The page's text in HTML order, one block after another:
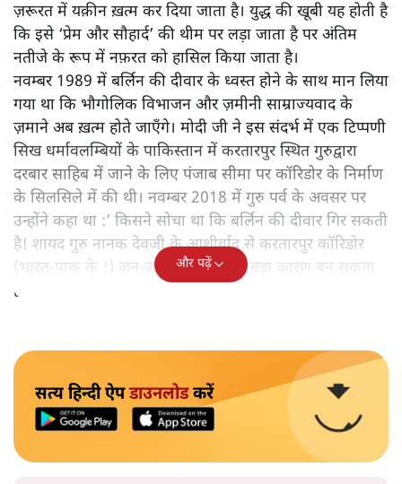
ज़रूरत में यक़ीन ख़त्म कर दिया जाता है। युद्ध की खूबी यह होती है
कि इसे ‘प्रेम और सौहार्द’ की थीम पर लड़ा जाता है पर अंतिम
नतीजे के रूप में नफ़रत को हासिल किया जाता है।
नवम्बर 1989 में बर्लिन की दीवार के ध्वस्त होने के साथ मान लिया
गया था कि भौगोलिक विभाजन और ज़मीनी साम्राज्यवाद के
ज़माने अब ख़त्म होते जाएँगे। मोदी जी ने इस संदर्भ में एक टिप्पणी
सिख धर्मावलम्बियों के पाकिस्तान में करतारपुर स्थित गुरुद्वारा
दरबार साहिब में जाने के लिए पंजाब सीमा पर कॉरिडोर के निर्माण
के सिलसिले में की थी। नवम्बर 2018 में गुरु पर्व के अवसर पर
उन्होंने कहा था :’ किसने सोचा था कि बर्लिन की दीवार गिर सकती
है! शायद गुरु नानक देवजी के आशीर्वाद से करतारपुर कॉरिडोर
(भारत-पाक के !) जन-जन को जोड़ने का बड़ा कारण बन सकता
है!‘
और पढ़ें
सत्य हिन्दी ऐपडाउनलोडकरें